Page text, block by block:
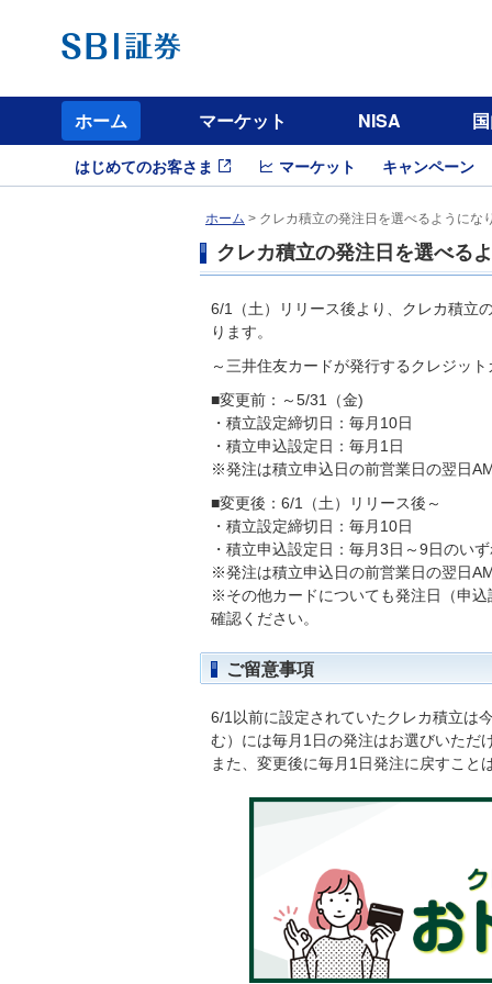
ホーム マーケット NISA
はじめてのお客さま マーケット キャンペーン
ホーム > クレカ積立の発注日を選べるようにな
クレカ積立の発注日を選べる
6/1（土）リリース後より、クレカ積立
ります。
～三井住友カードが発行するクレジット
■変更前：～5/31（金)
・積立設定締切日：毎月10日
・積立申込設定日：毎月1日
※発注は積立申込日の前営業日の翌日
■変更後：6/1（土）リリース後～
・積立設定締切日：毎月10日
・積立申込設定日：毎月3日～9日のい
※発注は積立申込日の前営業日の翌日
※その他カードについても発注日（申
確認ください。
ご留意事項
6/1以前に設定されていたクレカ積立は
む）には毎月1日の発注はお選びいただ
また、変更後に毎月1日発注に戻すこと